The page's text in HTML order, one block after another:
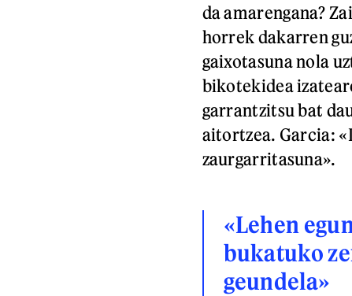
da amarengana?
horrek dakarren
gaixotasuna nola
bikotekidea
garrantzitsu bat
aitortzea. Garcia:
zaurgarritasuna».
«Lehen
bukatuko
geundela»